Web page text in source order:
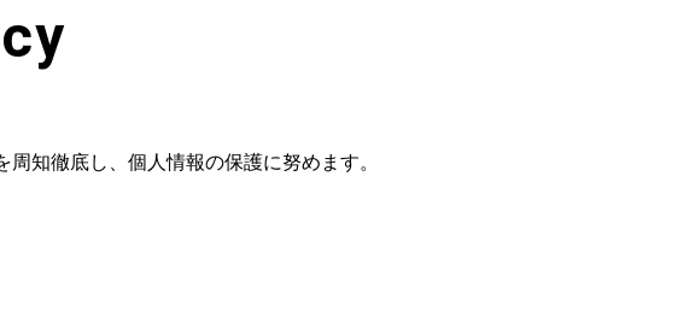
知徹底し、個人情報の保護に努めます。